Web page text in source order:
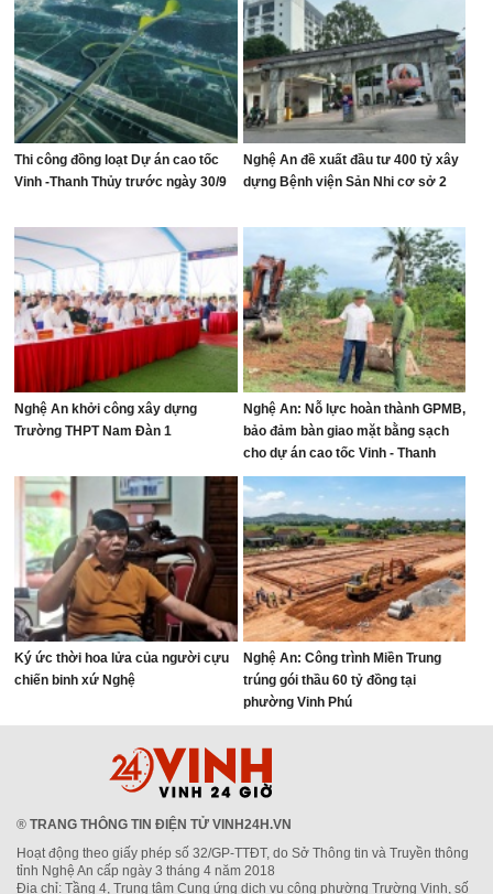
Thi công đồng loạt Dự án cao tốc
Vinh -Thanh Thủy trước ngày 30/9
Nghệ An đề xuất đầu tư 400 tỷ xây
dựng Bệnh viện Sản Nhi cơ sở 2
Nghệ An khởi công xây dựng
Trường THPT Nam Đàn 1
Nghệ An: Nỗ lực hoàn thành GPMB,
bảo đảm bàn giao mặt bằng sạch
cho dự án cao tốc Vinh - Thanh
Thủy
Ký ức thời hoa lửa của người cựu
chiến binh xứ Nghệ
Nghệ An: Công trình Miền Trung
trúng gói thầu 60 tỷ đồng tại
phường Vinh Phú
® TRANG THÔNG TIN ĐIỆN TỬ VINH24H.VN
Hoạt động theo giấy phép số 32/GP-TTĐT, do Sở Thông tin và Truyền thông
tỉnh Nghệ An cấp ngày 3 tháng 4 năm 2018
Địa chỉ: Tầng 4, Trung tâm Cung ứng dịch vụ công phường Trường Vinh, số